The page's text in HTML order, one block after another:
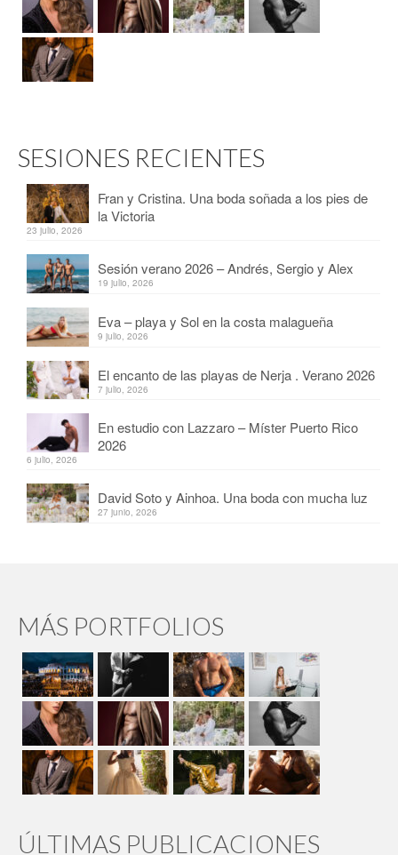
SESIONES RECIENTES
Fran y Cristina. Una boda soñada a los pies de
la Victoria
23 julio, 2026
Sesión verano 2026 – Andrés, Sergio y Alex
19 julio, 2026
Eva – playa y Sol en la costa malagueña
9 julio, 2026
El encanto de las playas de Nerja . Verano 2026
7 julio, 2026
En estudio con Lazzaro – Míster Puerto Rico
2026
6 julio, 2026
David Soto y Ainhoa. Una boda con mucha luz
27 junio, 2026
MÁS PORTFOLIOS
ÚLTIMAS PUBLICACIONES